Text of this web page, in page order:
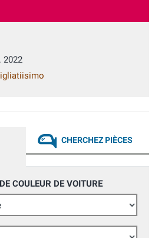
2022
CHERCHEZ PIÈCES
COULEUR DE VOITURE